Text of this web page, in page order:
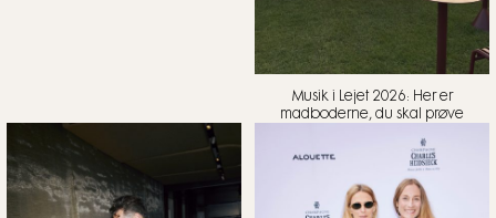
Musik i Lejet 2026: Her er
madboderne, du skal prøve